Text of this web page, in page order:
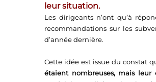
leur situation.
Les dirigeants n’ont qu’à
recommandations sur les
d’année dernière.
Cette idée est issue du constat
étaient nombreuses, mais leur